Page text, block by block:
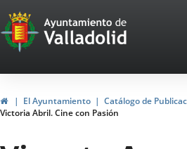
Portal
Web
del
Ayuntamiento
de
HomeEl Ayuntamiento Catálogo de
Victoria Abril. Cine con Pasión